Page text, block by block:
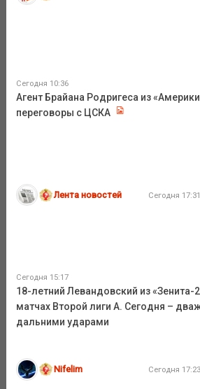
Сегодня 10:36
Агент Брайана Родригеса из
переговоры с ЦСКА
Лента новостей Сегодня 17:31
Сегодня 15:17
18-летний Левандовский из «Зенита-
матчах Второй лиги А. Сегодня –
дальними ударами
Nifelim Сегодня 17:23